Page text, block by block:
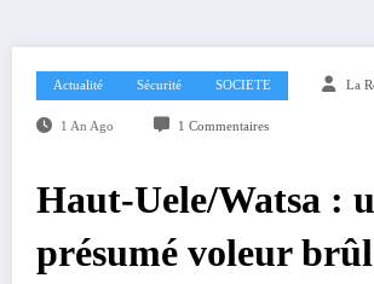
Actualité Sécurité SOCIETE La
1 An Ago 1 Commentaires
Haut-Uele/Watsa :
présumé voleur